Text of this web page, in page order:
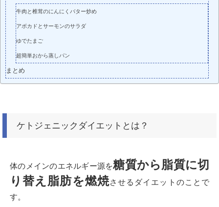
牛肉と椎茸のにんにくバター炒め
アボカドとサーモンのサラダ
ゆでたまご
超簡単おから蒸しパン
まとめ
ケトジェニックダイエットとは？
体のメインのエネルギー源を糖質から脂質に切
り替え脂肪を燃焼させるダイエットのことで
す。